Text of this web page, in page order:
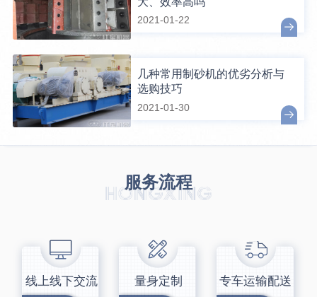
2021-01-22
几种常用制砂机的优劣分析与
选购技巧
2021-01-30
服务流程
线上线下交流 量身定制 专车运输配送